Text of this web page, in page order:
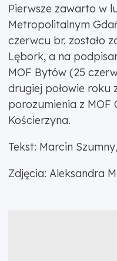
Pierwsze zawarto w
Metropolitalnym
czerwcu br. zostało
Lębork, a na
MOF Bytów (25
drugiej połowie roku
porozumienia z MOF
Kościerzyna.
Tekst: Marcin
Zdjęcia: Aleksandra